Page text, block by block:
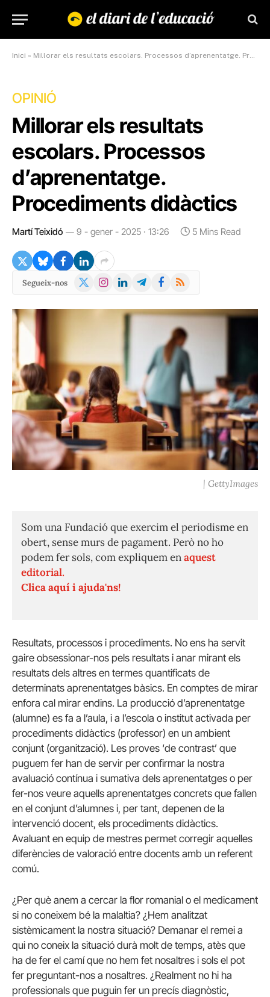
Inici » Millorar els resultats escolars. Processos d’aprenentatge. Procediments didàctics
OPINIÓ
Millorar els resultats
escolars. Processos
d’aprenentatge.
Procediments didàctics
Martí Teixidó 9 - gener - 2025 · 13:26 5 Mins Read
Segueix-nos
X
Instagram
LinkedInTelegramFacebook
RSS
| GettyImages
Som una Fundació que exercim el periodisme en
obert, sense murs de pagament. Però no ho
podem fer sols, com expliquem enaquest
editorial.
Clica aquí i ajuda'ns!
Resultats, processos i procediments. No ens ha servit
gaire obsessionar-nos pels resultats i anar mirant els
resultats dels altres en termes quantificats de
determinats aprenentatges bàsics. En comptes de mirar
enfora cal mirar endins. La producció d’aprenentatge
(alumne) es fa a l’aula, i a l’escola o institut activada per
procediments didàctics (professor) en un ambient
conjunt (organització). Les proves ‘de contrast’ que
puguem fer han de servir per confirmar la nostra
avaluació contínua i sumativa dels aprenentatges o per
fer-nos veure aquells aprenentatges concrets que fallen
en el conjunt d’alumnes i, per tant, depenen de la
intervenció docent, els procediments didàctics.
Avaluant en equip de mestres permet corregir aquelles
diferències de valoració entre docents amb un referent
comú.
¿Per què anem a cercar la flor romanial o el medicament
si no coneixem bé la malaltia? ¿Hem analitzat
sistèmicament la nostra situació? Demanar el remei a
qui no coneix la situació durà molt de temps, atès que
ha de fer el camí que no hem fet nosaltres i sols el pot
fer preguntant-nos a nosaltres. ¿Realment no hi ha
professionals que puguin fer un precís diagnòstic,